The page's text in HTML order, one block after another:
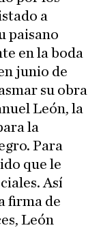
a
paisano
en la boda
junio de
su obra
León, la
la
Para
que le
Así
firma de
León